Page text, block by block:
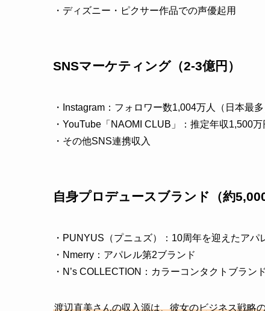
・ディズニー・ピクサー作品での声優起用
SNSマーケティング（2-3億円）
・Instagram：フォロワー数1,004万人（日本最
・YouTube「NAOMI CLUB」：推定年収1,500万
・その他SNS連携収入
自身プロデュースブランド（約5,000
・PUNYUS（プニュズ）：10周年を迎えたアパ
・Nmerry：アパレル第2ブランド
・N’s COLLECTION：カラーコンタクトブランド
渡辺直美さんの収入源は、彼女のビジネス戦略